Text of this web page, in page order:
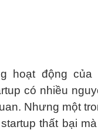
hoạt động của
có nhiều
Nhưng một
thất bại